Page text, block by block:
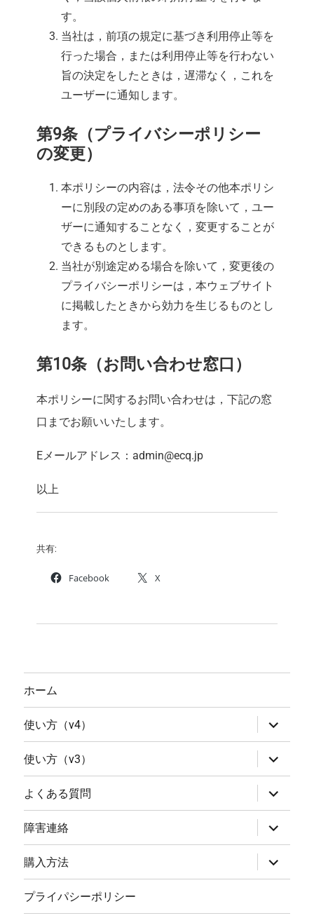
す。
当社は，前項の規定に基づき利用停止等を
行った場合，または利用停止等を行わない
旨の決定をしたときは，遅滞なく，これを
ユーザーに通知します。
第9条（プライバシーポリシー
の変更）
本ポリシーの内容は，法令その他本ポリシ
ーに別段の定めのある事項を除いて，ユー
ザーに通知することなく，変更することが
できるものとします。
当社が別途定める場合を除いて，変更後の
プライバシーポリシーは，本ウェブサイト
に掲載したときから効力を生じるものとし
ます。
第10条（お問い合わせ窓口）
本ポリシーに関するお問い合わせは，下記の窓
口までお願いいたします。
Eメールアドレス：admin@ecq.jp
以上
共有:
Facebook X
ホーム
使い方（v4）
ブ
メ
ニ
ュ
ー
を
展
開
使い方（v3）
ブ
メ
ニ
ュ
ー
を
展
開
よくある質問
ブ
メ
ニ
ュ
ー
を
展
開
障害連絡
ブ
メ
ニ
ュ
ー
開
購入方法
ブ
メ
ー
プライパシーポリシー